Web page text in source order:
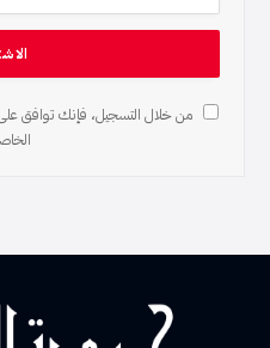
من خلال التسجيل، فإنك توافق